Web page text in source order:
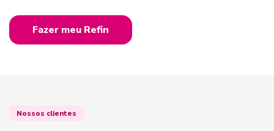
Fazer meu Refin
Nossos clientes